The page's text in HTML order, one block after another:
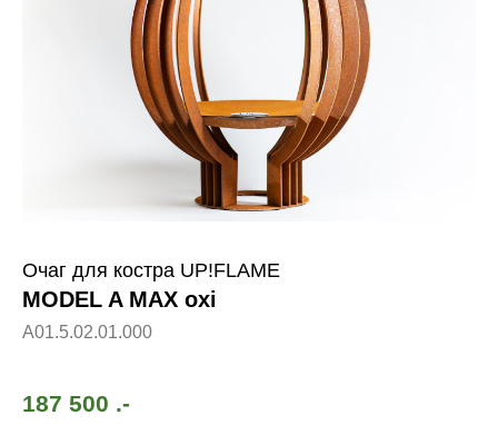
Очаг для костра UP!FLAME
MODEL A MAX oxi
А01.5.02.01.000
187 500 .-